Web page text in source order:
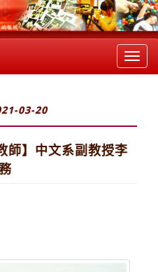
03-20
師】中文系副教授李